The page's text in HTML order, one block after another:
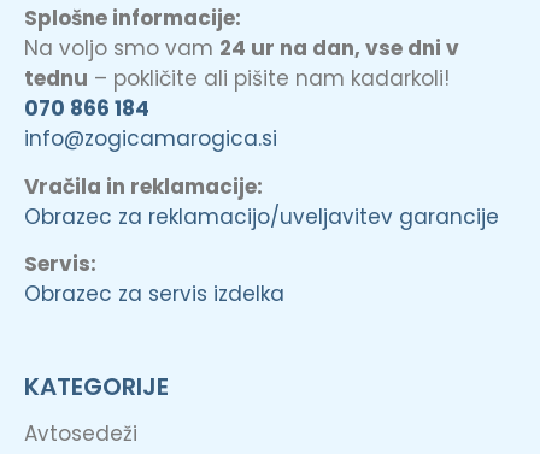
Splošne informacije:
Na voljo smo vam 24 ur na dan, vse dni v
tednu – pokličite ali pišite nam kadarkoli!
070 866 184
info@zogicamarogica.si
Vračila in reklamacije:
Obrazec za reklamacijo/uveljavitev garancije
Servis:
Obrazec za servis izdelka
KATEGORIJE
Avtosedeži